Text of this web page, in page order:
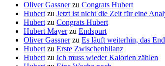
Oliver Gassnerzu Congrats Hubert
Hubert zu Jetzt ist nicht die Zeit für eine
Hubert zu Congrats Hubert
Hubert Mayerzu Endspurt
Oliver Gassnerzu Es läuft weiterhin, das
Hubert zu Erste Zwischenbilanz
Hubert zu Ich muss wieder Kalorien zählen